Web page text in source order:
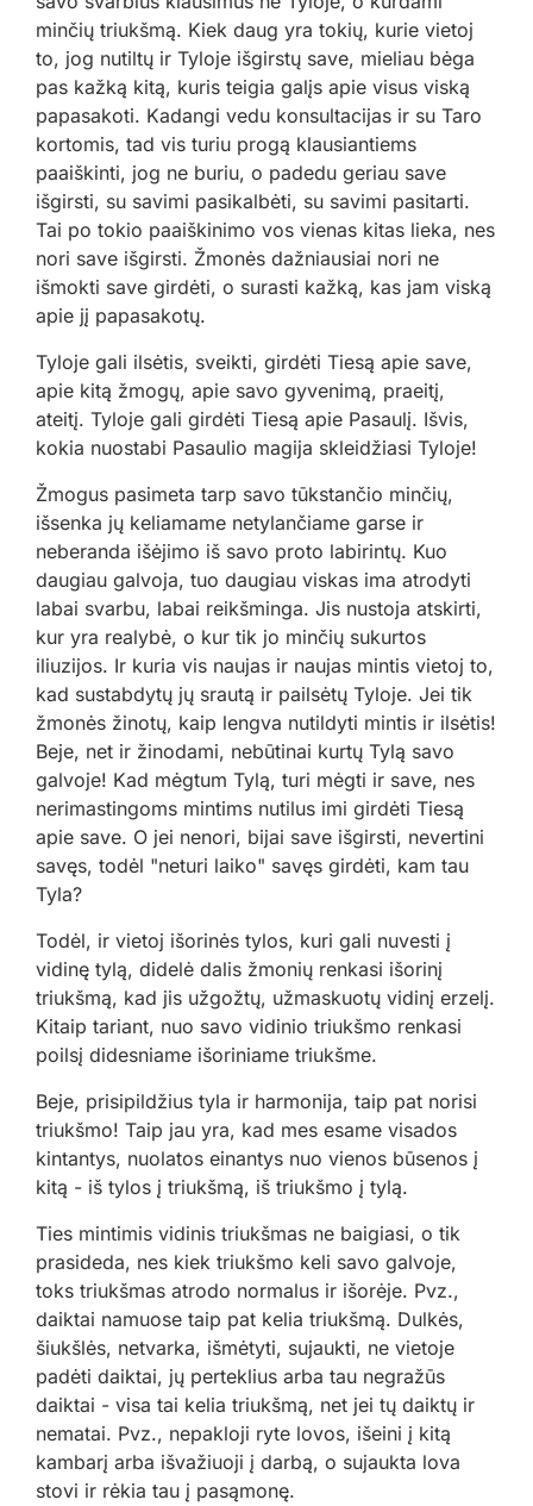
minčių triukšmą. Kiek daug yra tokių, kurie vietoj
to, jog nutiltų ir Tyloje išgirstų save, mieliau bėga
pas kažką kitą, kuris teigia galįs apie visus viską
papasakoti. Kadangi vedu konsultacijas ir su Taro
kortomis, tad vis turiu progą klausiantiems
paaiškinti, jog ne buriu, o padedu geriau save
išgirsti, su savimi pasikalbėti, su savimi pasitarti.
Tai po tokio paaiškinimo vos vienas kitas lieka, nes
nori save išgirsti. Žmonės dažniausiai nori ne
išmokti save girdėti, o surasti kažką, kas jam viską
apie jį papasakotų.
Tyloje gali ilsėtis, sveikti, girdėti Tiesą apie save,
apie kitą žmogų, apie savo gyvenimą, praeitį,
ateitį. Tyloje gali girdėti Tiesą apie Pasaulį. Išvis,
kokia nuostabi Pasaulio magija skleidžiasi Tyloje!
Žmogus pasimeta tarp savo tūkstančio minčių,
išsenka jų keliamame netylančiame garse ir
neberanda išėjimo iš savo proto labirintų. Kuo
daugiau galvoja, tuo daugiau viskas ima atrodyti
labai svarbu, labai reikšminga. Jis nustoja atskirti,
kur yra realybė, o kur tik jo minčių sukurtos
iliuzijos. Ir kuria vis naujas ir naujas mintis vietoj to,
kad sustabdytų jų srautą ir pailsėtų Tyloje. Jei tik
žmonės žinotų, kaip lengva nutildyti mintis ir ilsėtis!
Beje, net ir žinodami, nebūtinai kurtų Tylą savo
galvoje! Kad mėgtum Tylą, turi mėgti ir save, nes
nerimastingoms mintims nutilus imi girdėti Tiesą
apie save. O jei nenori, bijai save išgirsti, nevertini
savęs, todėl "neturi laiko" savęs girdėti, kam tau
Tyla?
Todėl, ir vietoj išorinės tylos, kuri gali nuvesti į
vidinę tylą, didelė dalis žmonių renkasi išorinį
triukšmą, kad jis užgožtų, užmaskuotų vidinį erzelį.
Kitaip tariant, nuo savo vidinio triukšmo renkasi
poilsį didesniame išoriniame triukšme.
Beje, prisipildžius tyla ir harmonija, taip pat norisi
triukšmo! Taip jau yra, kad mes esame visados
kintantys, nuolatos einantys nuo vienos būsenos į
kitą - iš tylos į triukšmą, iš triukšmo į tylą.
Ties mintimis vidinis triukšmas ne baigiasi, o tik
prasideda, nes kiek triukšmo keli savo galvoje,
toks triukšmas atrodo normalus ir išorėje. Pvz.,
daiktai namuose taip pat kelia triukšmą. Dulkės,
šiukšlės, netvarka, išmėtyti, sujaukti, ne vietoje
padėti daiktai, jų perteklius arba tau negražūs
daiktai - visa tai kelia triukšmą, net jei tų daiktų ir
nematai. Pvz., nepakloji ryte lovos, išeini į kitą
kambarį arba išvažiuoji į darbą, o sujaukta lova
stovi ir rėkia tau į pasąmonę.